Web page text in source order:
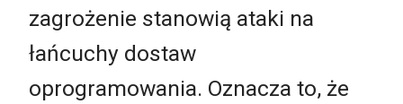
zagrożenie stanowią ataki na
łańcuchy dostaw
oprogramowania. Oznacza to, że